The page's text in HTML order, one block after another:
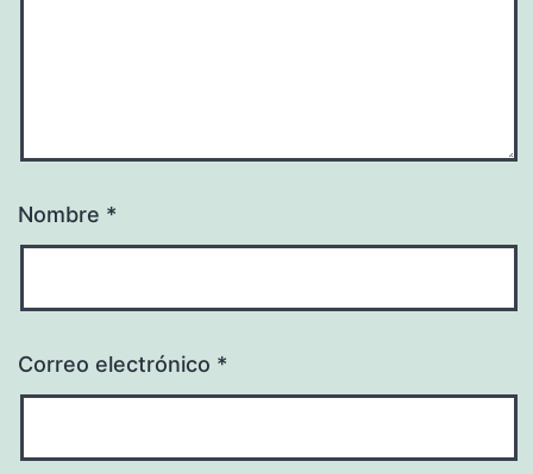
Nombre *
Correo electrónico *